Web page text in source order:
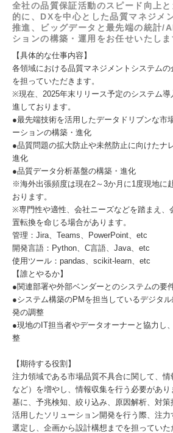
全社の品質保証活動のスピード向上と
的に、DXを中心とした品質マネジメ
推進、ビッグデータと最先端の統計/
ションの構築・運用をお任せいたしま
【具体的な仕事内容】
各領域における品質マネジメントシステム
を担っていただきます。
※現在、2025年末リリース予定のシステム
進しております。
●最先端技術を活用したデータドリブンな市
ーションの構築・進化
●品質問題の拡大防止や未然防止に向けたナ
進化
●品質データ分析基盤の構築・進化
※海外出張頻度は現在2～3か月に1度現地に
おります。
※専門性や適性、会社ニーズなどを踏まえ、
置転換を命じる場合があります。
管理：Jira、Teams、PowerPoint、etc
開発言語：Python、C言語、Java、etc
使用ツール：pandas、scikit-learn、etc
【誰とやるか】
●関連部署や外部ベンダーとのシステムの要
●システム構築のPMを担当しているデジタ
発の調整
●現地のIT担当者やデータオーナーと協力し
整
【期待する役割】
注力領域である市場品質不具合に関して、
など）を増やし、情報収集を行う必要があ
基に、予兆検知、絞り込み、原因解析、対
活用したソリューション開発を行う際、注
選定し、企画から設計構想までを担ってい